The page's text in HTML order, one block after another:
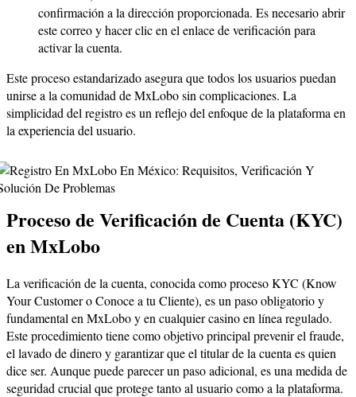
confirmación a la dirección proporcionada. Es necesario abrir
este correo y hacer clic en el enlace de verificación para
activar la cuenta.
Este proceso estandarizado asegura que todos los usuarios puedan
unirse a la comunidad de MxLobo sin complicaciones. La
simplicidad del registro es un reflejo del enfoque de la plataforma en
la experiencia del usuario.
Proceso de Verificación de Cuenta (KYC)
en MxLobo
La verificación de la cuenta, conocida como proceso KYC (Know
Your Customer o Conoce a tu Cliente), es un paso obligatorio y
fundamental en MxLobo y en cualquier casino en línea regulado.
Este procedimiento tiene como objetivo principal prevenir el fraude,
el lavado de dinero y garantizar que el titular de la cuenta es quien
dice ser. Aunque puede parecer un paso adicional, es una medida de
seguridad crucial que protege tanto al usuario como a la plataforma.